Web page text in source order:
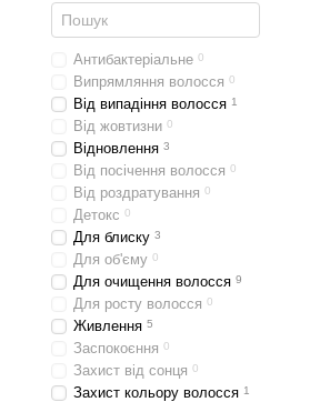
Антибактеріальне 0
Випрямляння волосся 0
Від випадіння волосся 1
Від жовтизни 0
Відновлення 3
Від посічення волосся 0
Від роздратування 0
Детокс 0
Для блиску 3
Для об'єму 0
Для очищення волосся 9
Для росту волосся 0
Живлення 5
Заспокоєння 0
Захист від сонця 0
Захист кольору волосся 1